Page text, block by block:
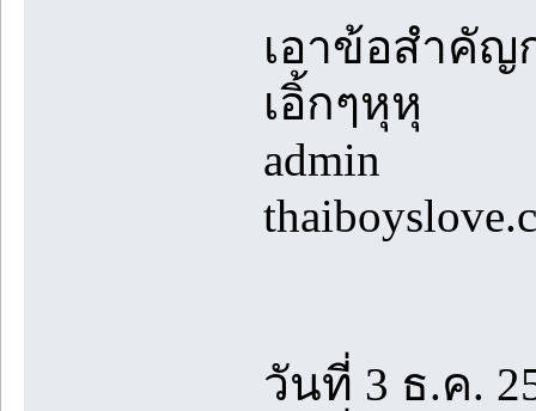
เอาข้อสำคัญ
เอิ้กๆหุหุ
admin
วันที่ 3 ธ.ค.